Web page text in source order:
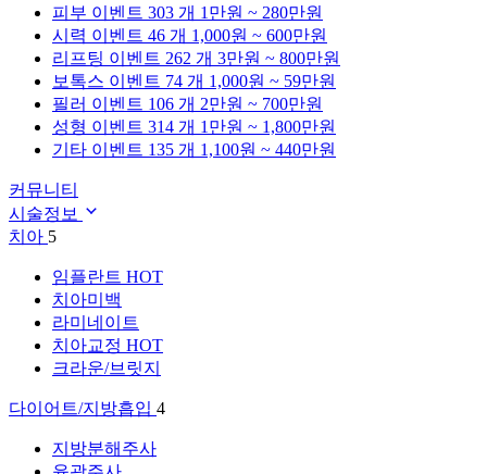
피부 이벤트 303 개 1만원 ~ 280만원
시력 이벤트 46 개 1,000원 ~ 600만원
리프팅 이벤트 262 개 3만원 ~ 800만원
보톡스 이벤트 74 개 1,000원 ~ 59만원
필러 이벤트 106 개 2만원 ~ 700만원
성형 이벤트 314 개 1만원 ~ 1,800만원
기타 이벤트 135 개 1,100원 ~ 440만원
커뮤니티
시술정보
치아 5
임플란트 HOT
치아미백
라미네이트
치아교정 HOT
크라운/브릿지
다이어트/지방흡입 4
지방분해주사